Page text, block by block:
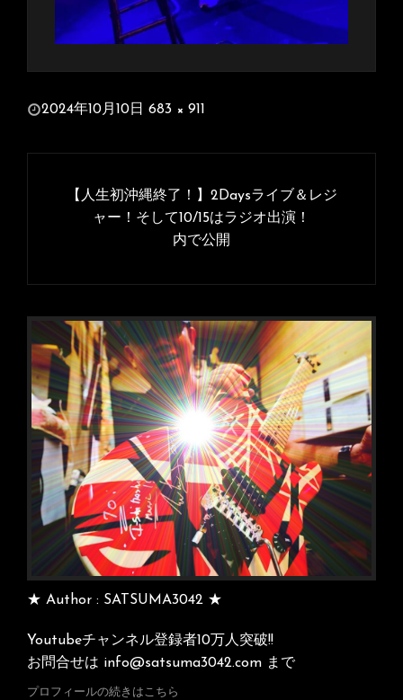
投
日:
2024年10月10日
ル
683 × 911
ゲ
ョ
ン
【人生初沖縄終了！】2Daysライブ＆レジ
ャー！そして10/15はラジオ出演！
内で公開
★ Author : SATSUMA3042 ★
Youtubeチャンネル登録者10万人突破!!
お問合せは info@satsuma3042.com まで
プロフィールの続きはこちら